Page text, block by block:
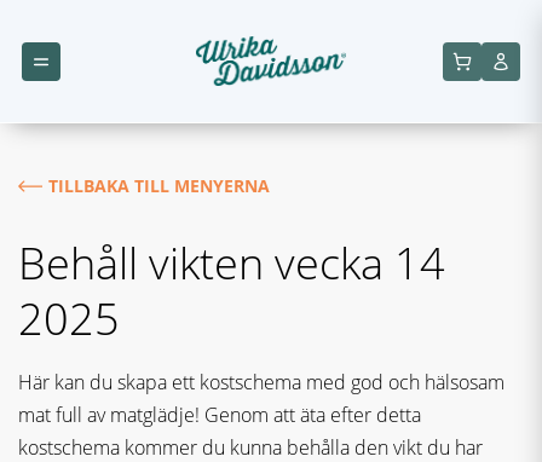
TILLBAKA TILL MENYERNA
Behåll vikten vecka 14
2025
Här kan du skapa ett kostschema med god och hälsosam
mat full av matglädje! Genom att äta efter detta
kostschema kommer du kunna behålla den vikt du har